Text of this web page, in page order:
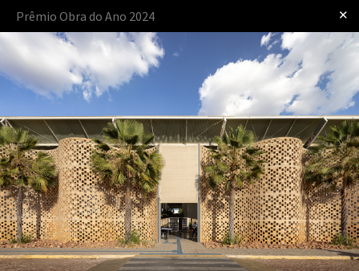
Iniciar sessão
apresentado por
Prêmio Obra do Ano 2024 ✕